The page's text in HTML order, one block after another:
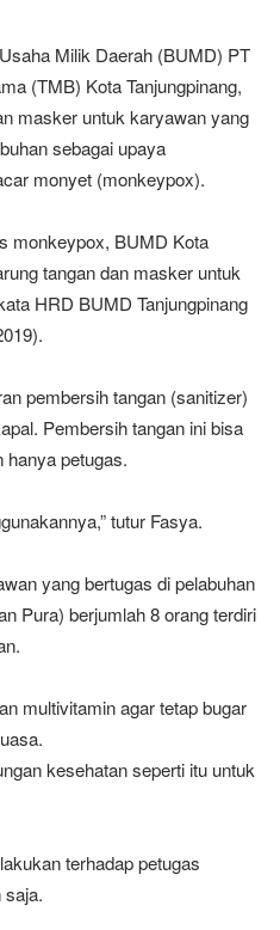
Milik Daerah (BUMD) PT
(TMB) Kota Tanjungpinang,
masker untuk karyawan yang
sebagai upaya
monyet (monkeypox).
monkeypox, BUMD Kota
tangan dan masker untuk
HRD BUMD Tanjungpinang
pembersih tangan (sanitizer)
Pembersih tangan ini bisa
hanya petugas.
tutur Fasya.
yang bertugas di pelabuhan
Pura) berjumlah 8 orang terdiri
multivitamin agar tetap bugar
kesehatan seperti itu untuk
terhadap petugas
saja.